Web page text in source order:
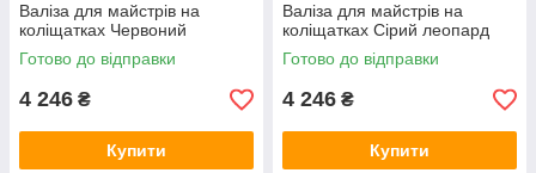
Валіза для майстрів на
коліщатках Червоний
Готово до відправки
4 246 ₴
Купити
Валіза для майстрів на
коліщатках Сірий леопард
Готово до відправки
4 246 ₴
Купити